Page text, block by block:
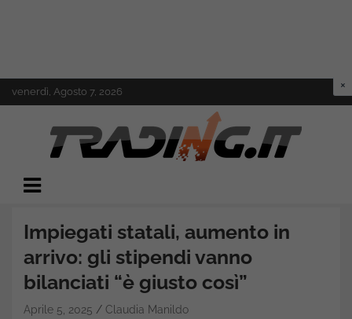
to
venerdì, Agosto 7, 2026
Trading.it
Impiegati statali, aumento in
arrivo: gli stipendi vanno
bilanciati “è giusto così”
Aprile 5, 2025 Claudia Manildo